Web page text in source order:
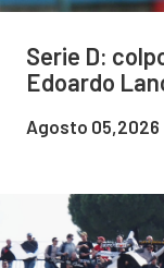
Serie D:
Edoardo
Agosto 05,2026